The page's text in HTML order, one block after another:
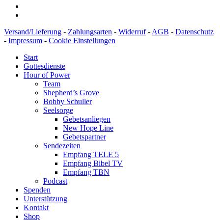
Versand/Lieferung - Zahlungsarten - Widerruf- AGB - Datenschutz
- Impressum - Cookie Einstellungen
Start
Gottesdienste
Hour of Power
Team
Shepherd’s Grove
Bobby Schuller
Seelsorge
Gebetsanliegen
New Hope Line
Gebetspartner
Sendezeiten
Empfang TELE 5
Empfang Bibel TV
Empfang TBN
Podcast
Spenden
Unterstützung
Kontakt
Shop